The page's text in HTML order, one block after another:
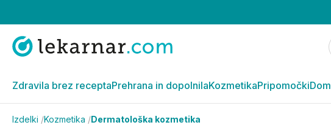
Zdravila brez receptaPrehrana in dopolnilaKozmetikaPripomočkiDom
Izdelki /Kozmetika /Dermatološka kozmetika